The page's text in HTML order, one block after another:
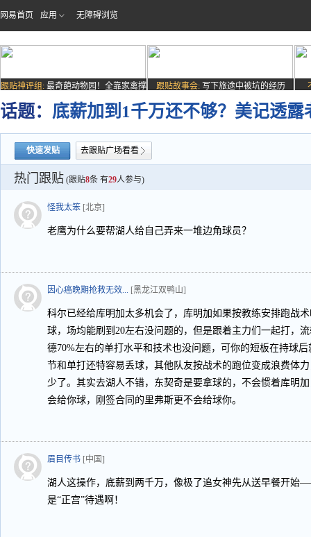
网易首页 应用 无障碍浏览
跟贴神评组: 最奇葩动物园！全靠家禽撑
场子
跟贴故事会: 写下旅途中被坑的经历
话题： 底薪加到1千万还不够？美记透
快速发贴 去跟贴广场看看
热门跟贴 (跟贴8条 有29人参与)
怪我太笨 [北京]
老鹰为什么要帮湖人给自己弄来一堆边角球员？
因心癌晚期抢救无效... [黑龙江双鸭山]
科尔已经给库明加太多机会了，库明加如果按教练安排跑战
球，场均能刷到20左右没问题的，但是跟着主力们一起打，
德70%左右的单打水平和技术也没问题，可你的短板在持球
节和单打还特容易丢球，其他队友按战术的跑位变成浪费体
少了。其实去湖人不错，东契奇是要拿球的，不会惯着库明
会给你球，刚签合同的里弗斯更不会给球你。
眉目传书 [中国]
湖人这操作，底薪到两千万，像极了追女神先从送早餐开始
是“正宫”待遇啊！